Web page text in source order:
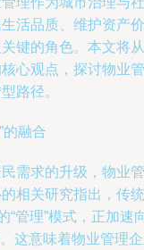
活品质、维护资产价
键的角色。本文将从
心观点，探讨物业管
路径。
的融合
需求的升级，物业管
相关研究指出，传统
“管理”模式，正加速
。这意味着物业管理